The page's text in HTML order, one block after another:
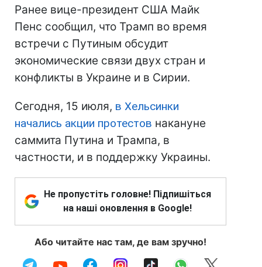
Ранее вице-президент США Майк
Пенс сообщил, что Трамп во время
встречи с Путиным обсудит
экономические связи двух стран и
конфликты в Украине и в Сирии.
Сегодня, 15 июля, в Хельсинки
начались акции протестов накануне
саммита Путина и Трампа, в
частности, и в поддержку Украины.
Не пропустіть головне! Підпишіться
на наші оновлення в Google!
Або читайте нас там, де вам зручно!